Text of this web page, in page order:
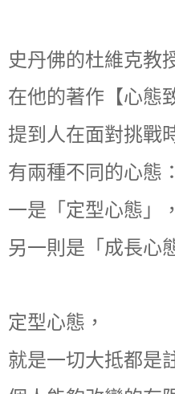
史丹佛的杜維克教
在他的著作【心態
提到人在面對挑戰
有兩種不同的心態：
一是「定型心態」，
另一則是「成長心
定型心態，
就是一切大抵都是